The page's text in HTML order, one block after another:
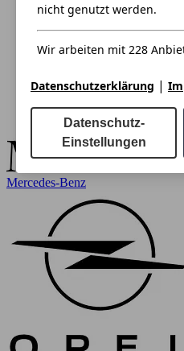
Mercedes-Benz
nicht genutzt werden.
Wir arbeiten mit 228
Datenschutzerklärung |
Datenschutz-
Einstellungen